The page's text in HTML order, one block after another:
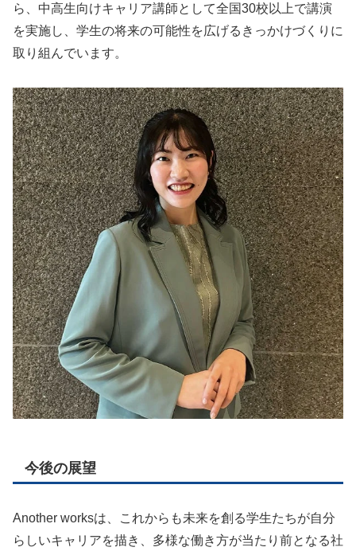
ら、中高生向けキャリア講師として全国30校以上で講演
を実施し、学生の将来の可能性を広げるきっかけづくりに
取り組んでいます。
今後の展望
Another worksは、これからも未来を創る学生たちが自分
らしいキャリアを描き、多様な働き方が当たり前となる社